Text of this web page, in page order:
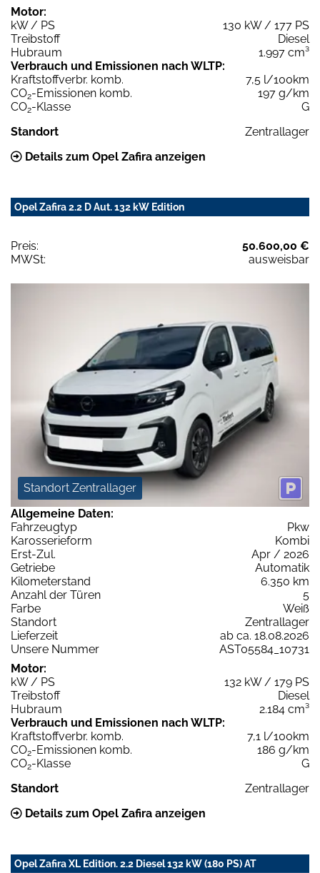
Motor:
kW / PS
130 kW / 177 PS
Treibstoff
Diesel
Hubraum
1.997 cm³
Verbrauch und Emissionen nach WLTP:
Kraftstoffverbr. komb.
7,5 l/100km
CO2-Emissionen komb.
197 g/km
CO2-Klasse
G
Standort
Zentrallager
Details zum Opel Zafira anzeigen
Opel Zafira 2.2 D Aut. 132 kW Edition
Preis:
50.600,00 €
MWSt:
ausweisbar
Standort Zentrallager
Allgemeine Daten:
Fahrzeugtyp
Pkw
Karosserieform
Kombi
Erst-Zul.
Apr / 2026
Getriebe
Automatik
Kilometerstand
6.350 km
Anzahl der Türen
5
Farbe
Weiß
Standort
Zentrallager
Lieferzeit
ab ca. 18.08.2026
Unsere Nummer
AST05584_10731
Motor:
kW / PS
132 kW / 179 PS
Treibstoff
Diesel
Hubraum
2.184 cm³
Verbrauch und Emissionen nach WLTP:
Kraftstoffverbr. komb.
7,1 l/100km
CO2-Emissionen komb.
186 g/km
CO2-Klasse
G
Standort
Zentrallager
Details zum Opel Zafira anzeigen
Opel Zafira XL Edition. 2.2 Diesel 132 kW (180 PS) AT